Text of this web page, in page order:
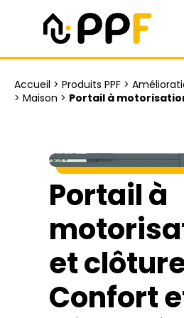
Accueil > Produits PPF >
> Maison > Portail à
Portail à
et
Confort